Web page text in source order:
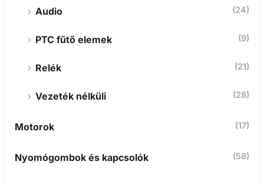
Audio (24)
PTC fűtő elemek (9)
Relék (21)
Vezeték nélküli (28)
Motorok (17)
Nyomógombok és kapcsolók (58)